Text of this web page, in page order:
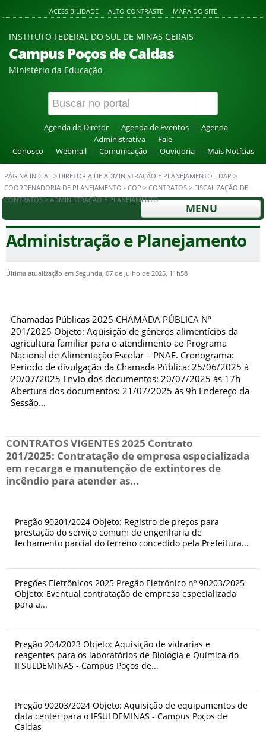
ACESSIBILIDADE ALTO CONTRASTE MAPA DO SITE
INSTITUTO FEDERAL DO SUL DE MINAS GERAIS
Campus Poços de Caldas
Ministério da Educação
Agenda do Diretor Agenda de Eventos
Agenda
Administrativa
Fale
Conosco
Webmail Comunicação Ouvidoria Mais Notícias
PÁGINA INICIAL > DIRETORIA DE ADMINISTRAÇÃO E PLANEJAMENTO - DAP >
COORDENADORIA DE PLANEJAMENTO - COP > CONTRATOS > FISCALIZAÇÃO DE
CONTRATOS > ADMINISTRAÇÃO E PLANEJAMENTO
MENU
Administração e Planejamento
Última atualização em Segunda, 07 de Julho de 2025, 11h58
Chamadas Públicas 2025 CHAMADA PÚBLICA Nº
201/2025 Objeto: Aquisição de gêneros alimentícios da
agricultura familiar para o atendimento ao Programa
Nacional de Alimentação Escolar – PNAE. Cronograma:
Período de divulgação da Chamada Pública: 25/06/2025 à
20/07/2025 Envio dos documentos: 20/07/2025 às 17h
Abertura dos documentos: 21/07/2025 às 9h Endereço da
Sessão...
CONTRATOS VIGENTES 2025 Contrato
201/2025: Contratação de empresa especializada
em recarga e manutenção de extintores de
incêndio para atender as...
Pregão 90201/2024 Objeto: Registro de preços para
prestação do serviço comum de engenharia de
fechamento parcial do terreno concedido pela Prefeitura...
Pregões Eletrônicos 2025 Pregão Eletrônico nº 90203/2025
Objeto: Eventual contratação de empresa especializada
para a...
Pregão 204/2023 Objeto: Aquisição de vidrarias e
reagentes para os laboratórios de Biologia e Química do
IFSULDEMINAS - Campus Poços de...
Pregão 90203/2024 Objeto: Aquisição de equipamentos de
data center para o IFSULDEMINAS - Campus Poços de
Caldas